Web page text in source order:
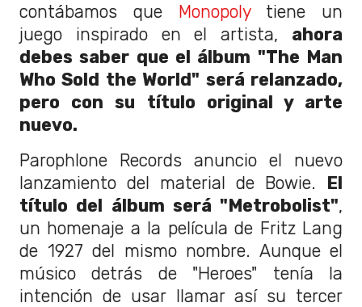
contábamos que Monopolytiene un
juego inspirado en el artista, ahora
debes saber que el álbum "The Man
Who Sold the World" será relanzado,
pero con su título original y arte
nuevo.
Parophlone Records anuncio el nuevo
lanzamiento del material de Bowie. El
título del álbum será "Metrobolist",
un homenaje a la película de Fritz Lang
de 1927 del mismo nombre. Aunque el
músico detrás de "Heroes" tenía la
intención de usar llamar así su tercer